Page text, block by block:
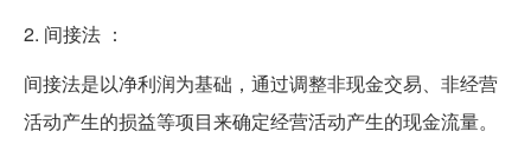
2. 间接法 ：
间接法是以净利润为基础，通过调整非现金交易、非经营
活动产生的损益等项目来确定经营活动产生的现金流量。